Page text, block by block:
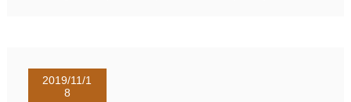
2019/11/1
8